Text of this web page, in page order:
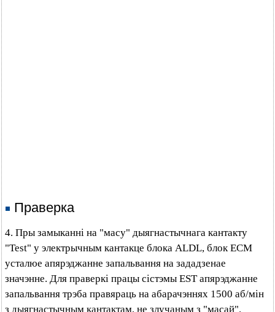
Праверка
4. Пры замыканні на "масу" дыягнастычнага кантакту
"Test" у электрычным кантакце блока ALDL, блок ЕСМ
усталюе апярэджанне запальвання на зададзенае
значэнне. Для праверкі працы сістэмы EST апярэджанне
запальвання трэба правяраць на абарачэннях 1500 аб/мін
з дыягнастычным кантактам, не злучаным з "масай".